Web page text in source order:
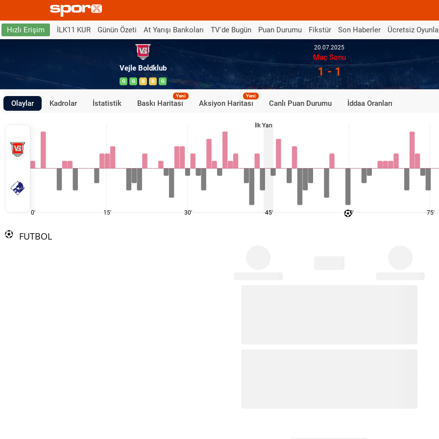
Hızlı Erişim İLK11 KUR Günün Özeti At Yarışı Bankoları TV'de Bugün Puan Durumu Fikstür Son Haberler Ücretsiz
Vejle Boldklub
G G B B G
20.07.2025
Maç Sonu
1 - 1
Olaylar Kadrolar İstatistik Baskı Haritası
Yeni
Aksiyon Haritası
Yeni
Canlı Puan Durumu İddaa Oranları
0' 15' 30'
İlk Yarı
45' 60' 75'
FUTBOL